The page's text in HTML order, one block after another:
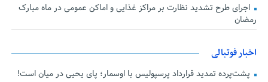
اجرای طرح تشدید نظارت بر مراکز غذایی و اماکن عمومی در ماه مبارک
رمضان
اخبار فوتبالی
پشت‌پرده تمدید قرارداد پرسپولیس با اوسمار؛ پای یحیی در میان است!